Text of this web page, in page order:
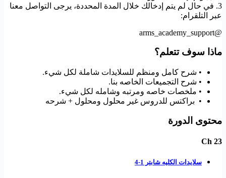
3. في حال لم يتم إدخالك خلال المدة المحددة، يرجى التواصل معنا
عبر التلقرام:
@arms_academy_support
ماذا سوف تتعلم؟
• شرح كامل ومنظم للسلايدات شاملة لكل شيء.
• شرح التجميعات الخاصه بنا.
• ملخصات خاصه ومرتبه وشامله لكل شيء.
• براكتس للدروس غير محلول ومحلول + شرحه
محتوى الدورة
Ch 23
سلايدات الكليه شابتر 1-4